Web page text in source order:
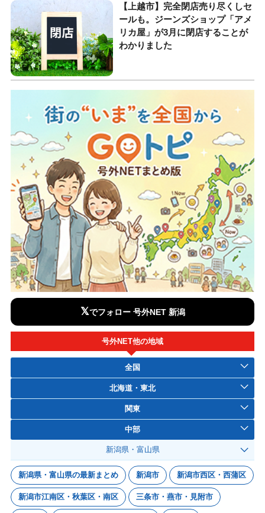
【上越市】完全閉店売り尽くしセ
ールも。ジーンズショップ「アメ
リカ屋」が3月に閉店することが
わかりました
𝕏でフォロー 号外NET 新潟
号外NET他の地域
全国
北海道・東北
関東
中部
新潟県・富山県
新潟県・富山県の最新まとめ 新潟市 新潟市西区・西蒲区
新潟市江南区・秋葉区・南区 三条市・燕市・見附市